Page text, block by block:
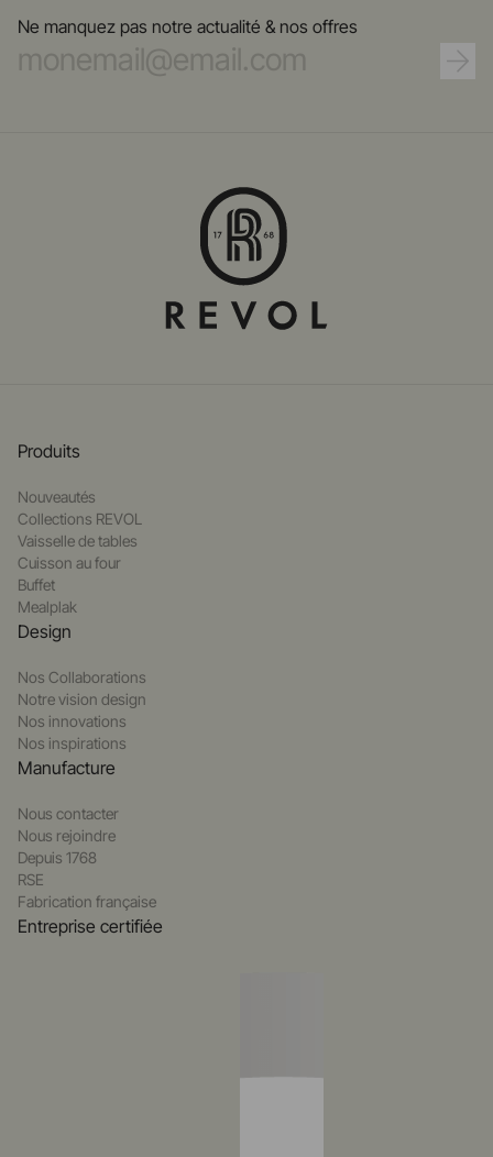
Ne manquez pas notre actualité & nos offres
Produits
Nouveautés
Collections REVOL
Vaisselle de tables
Cuisson au four
Buffet
Mealplak
Design
Nos Collaborations
Notre vision design
Nos innovations
Nos inspirations
Manufacture
Nous contacter
Nous rejoindre
Depuis 1768
RSE
Fabrication française
Entreprise certifiée